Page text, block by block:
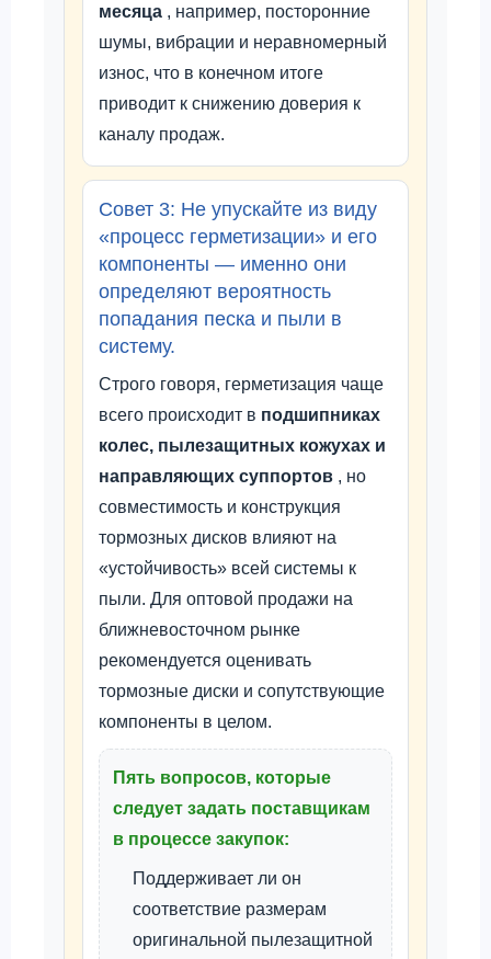
месяца , например, посторонние
шумы, вибрации и неравномерный
износ, что в конечном итоге
приводит к снижению доверия к
каналу продаж.
Совет 3: Не упускайте из виду
«процесс герметизации» и его
компоненты — именно они
определяют вероятность
попадания песка и пыли в
систему.
Строго говоря, герметизация чаще
всего происходит в подшипниках
колес, пылезащитных кожухах и
направляющих суппортов , но
совместимость и конструкция
тормозных дисков влияют на
«устойчивость» всей системы к
пыли. Для оптовой продажи на
ближневосточном рынке
рекомендуется оценивать
тормозные диски и сопутствующие
компоненты в целом.
Пять вопросов, которые
следует задать поставщикам
в процессе закупок:
Поддерживает ли он
соответствие размерам
оригинальной пылезащитной